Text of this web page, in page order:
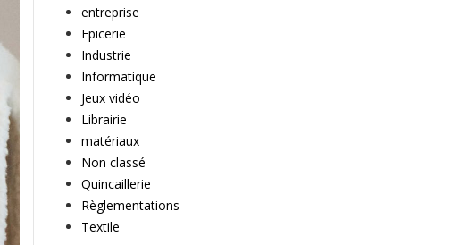
entreprise
Epicerie
Industrie
Informatique
Jeux vidéo
Librairie
matériaux
Non classé
Quincaillerie
Règlementations
Textile